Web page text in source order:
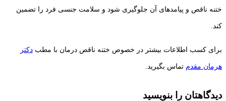
ختنه ناقص و پیامدهای آن جلوگیری شود و سلامت جنسی فرد را تضمین
کند.
برای کسب اطلاعات بیشتر در خصوص ختنه ناقص درمان با مطب دکتر
هرمان مقدم تماس بگیرید.
دیدگاهتان را بنویسید